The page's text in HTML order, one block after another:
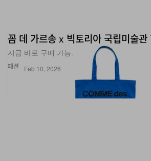
패션
꼼 데 가르송 x 빅토리아 국립미술관
지금 바로 구매 가능.
Feb 10, 2026